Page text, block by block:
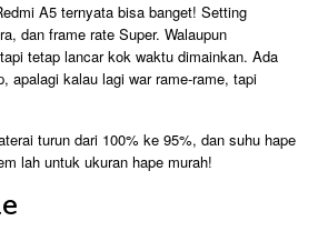
A5 ternyata bisa banget! Setting
dan frame rate Super. Walaupun
tetap lancar kok waktu dimainkan. Ada
apalagi kalau lagi war rame-rame, tapi
turun dari 100% ke 95%, dan suhu hape
lah untuk ukuran hape murah!